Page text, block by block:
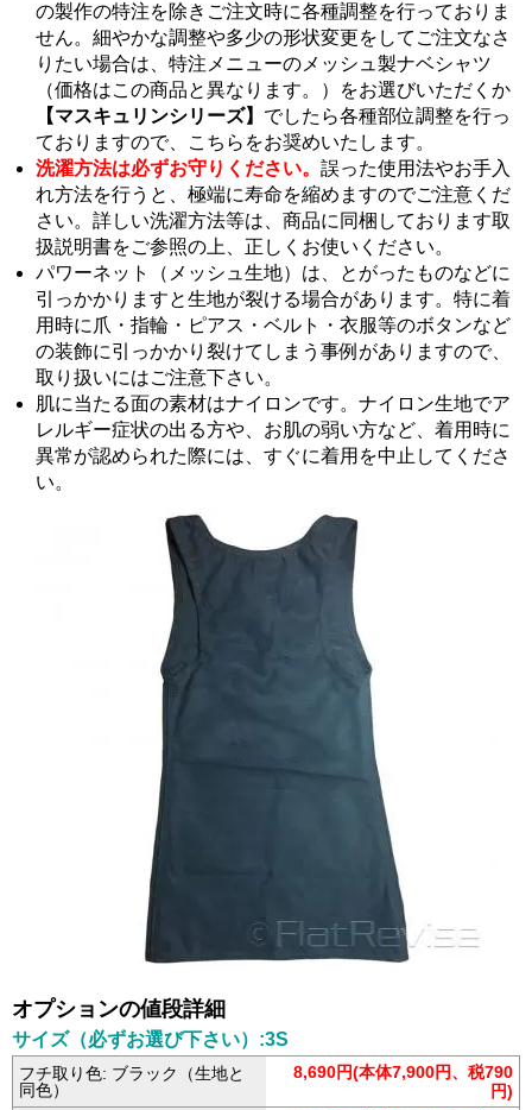
の製作の特注を除きご注文時に各種調整を行っておりま
せん。細やかな調整や多少の形状変更をしてご注文なさ
りたい場合は、特注メニューのメッシュ製ナベシャツ
（価格はこの商品と異なります。）をお選びいただくか
【マスキュリンシリーズ】 でしたら各種部位調整を行っ
ておりますので、こちらをお奨めいたします。
洗濯方法は必ずお守りください。 誤った使用法やお手入
れ方法を行うと、極端に寿命を縮めますのでご注意くだ
さい。詳しい洗濯方法等は、商品に同梱しております取
扱説明書をご参照の上、正しくお使いください。
パワーネット（メッシュ生地）は、とがったものなどに
引っかかりますと生地が裂ける場合があります。特に着
用時に爪・指輪・ピアス・ベルト・衣服等のボタンなど
の装飾に引っかかり裂けてしまう事例がありますので、
取り扱いにはご注意下さい。
肌に当たる面の素材はナイロンです。ナイロン生地でア
レルギー症状の出る方や、お肌の弱い方など、着用時に
異常が認められた際には、すぐに着用を中止してくださ
い。
オプションの値段詳細
サイズ（必ずお選び下さい）:3S
フチ取り色: ブラック（生地と
同色）
8,690円(本体7,900円、税790
円)